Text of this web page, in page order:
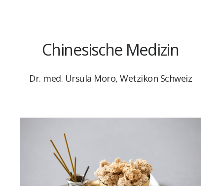
Chinesische Medizin
Dr. med. Ursula Moro, Wetzikon Schweiz